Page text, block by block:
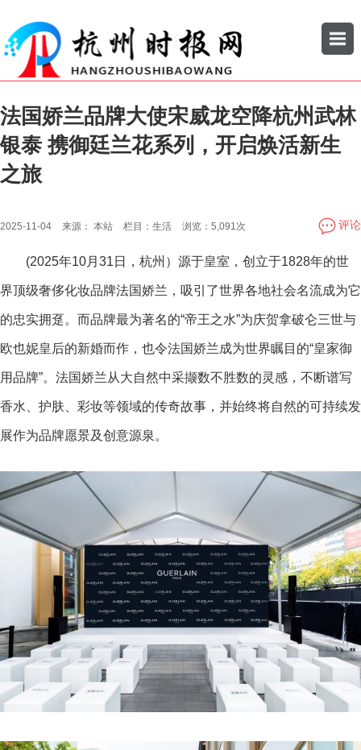
搜索
法国娇兰品牌大使宋威龙空降杭州武林
银泰 携御廷兰花系列，开启焕活新生
之旅
2025-11-04 来源： 本站 栏目： 生活 浏览： 5,091次 评论
(2025年10月31日，杭州）源于皇室，创立于1828年的世
界顶级奢侈化妆品牌法国娇兰，吸引了世界各地社会名流成为它
的忠实拥趸。而品牌最为著名的“帝王之水”为庆贺拿破仑三世与
欧也妮皇后的新婚而作，也令法国娇兰成为世界瞩目的“皇家御
用品牌”。法国娇兰从大自然中采撷数不胜数的灵感，不断谱写
香水、护肤、彩妆等领域的传奇故事，并始终将自然的可持续发
展作为品牌愿景及创意源泉。